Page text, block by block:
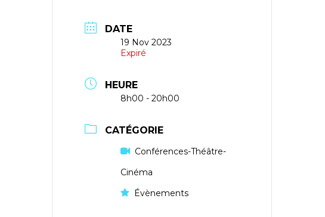
DATE
19 Nov 2023
Expiré
HEURE
8h00 - 20h00
CATÉGORIE
Conférences-Théâtre-
Cinéma
Évènements